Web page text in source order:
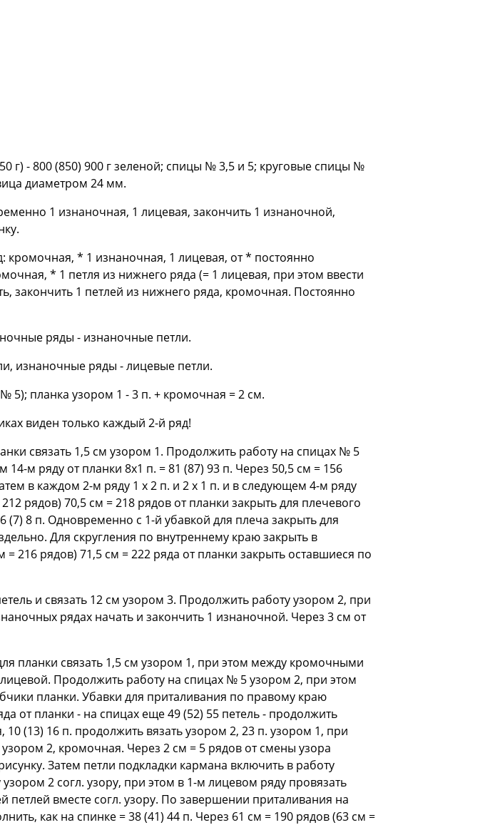
г) - 800 (850) 900 г зеленой; спицы № 3,5 и 5; круговые спицы №
диаметром 24 мм.
1 изнаночная, 1 лицевая, закончить 1 изнаночной,
кромочная, * 1 изнаночная, 1 лицевая, от * постоянно
* 1 петля из нижнего ряда (= 1 лицевая, при этом ввести
закончить 1 петлей из нижнего ряда, кромочная. Постоянно
ряды - изнаночные петли.
изнаночные ряды - лицевые петли.
5); планка узором 1 - 3 п. + кромочная = 2 см.
виден только каждый 2-й ряд!
связать 1,5 см узором 1. Продолжить работу на спицах № 5
м ряду от планки 8x1 п. = 81 (87) 93 п. Через 50,5 см = 156
в каждом 2-м ряду 1 x 2 п. и 2 х 1 п. и в следующем 4-м ряду
рядов) 70,5 см = 218 рядов от планки закрыть для плечевого
(7) 8 п. Одновременно с 1-й убавкой для плеча закрыть для
Для скругления по внутреннему краю закрыть в
216 рядов) 71,5 см = 222 ряда от планки закрыть оставшиеся по
и связать 12 см узором 3. Продолжить работу узором 2, при
рядах начать и закончить 1 изнаночной. Через 3 см от
планки связать 1,5 см узором 1, при этом между кромочными
Продолжить работу на спицах № 5 узором 2, при этом
планки. Убавки для приталивания по правому краю
от планки - на спицах еще 49 (52) 55 петель - продолжить
(13) 16 п. продолжить вязать узором 2, 23 п. узором 1, при
2, кромочная. Через 2 см = 5 рядов от смены узора
Затем петли подкладки кармана включить в работу
2 согл. узору, при этом в 1-м лицевом ряду провязать
вместе согл. узору. По завершении приталивания на
как на спинке = 38 (41) 44 п. Через 61 см = 190 рядов (63 см =